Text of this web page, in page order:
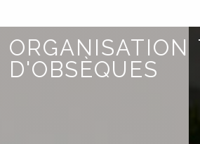
ORGANISATION
D'OBSÈQUES